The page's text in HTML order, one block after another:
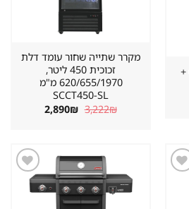
מקרר שתייה שחור עומד דלת
זכוכית 450 ליטר,
620/655/1970 מ"מ
SCCT450-SL
3,222 המחיר
המקורי
2,890 ₪ המחיר
הנוכחי
שמור
מוצר